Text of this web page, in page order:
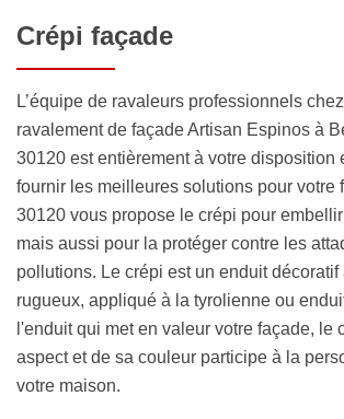
Crépi façade
L’équipe de ravaleurs professionnels
ravalement de façade Artisan Espinos à
30120 est entièrement à votre disposition
fournir les meilleures solutions pour votre
30120 vous propose le crépi pour
mais aussi pour la protéger contre les
pollutions. Le crépi est un enduit décoratif
rugueux, appliqué à la tyrolienne ou
l'enduit qui met en valeur votre façade, le
aspect et de sa couleur participe à la
votre maison.